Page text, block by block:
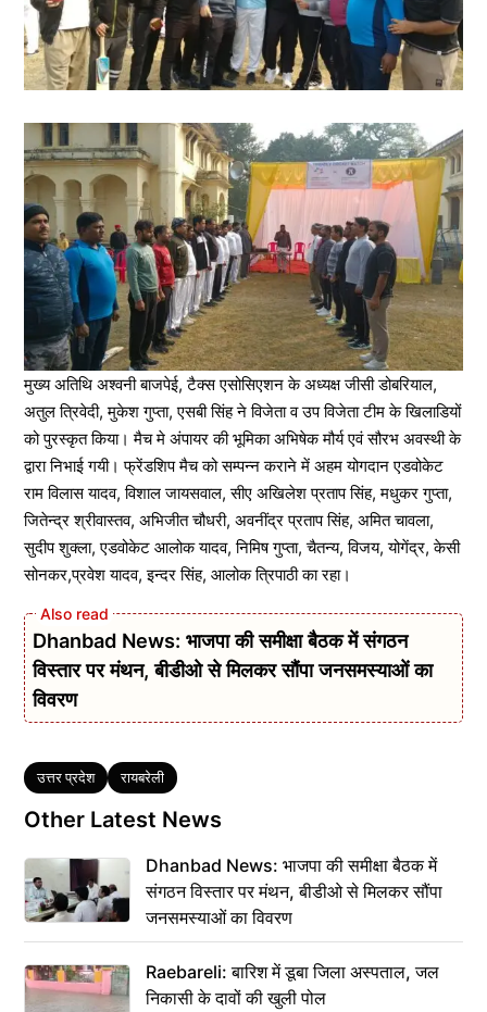
मुख्य अतिथि अश्वनी बाजपेई, टैक्स एसोसिएशन के अध्यक्ष जीसी डोबरियाल,
अतुल त्रिवेदी, मुकेश गुप्ता, एसबी सिंह ने विजेता व उप विजेता टीम के खिलाडियों
को पुरस्कृत किया। मैच मे अंपायर की भूमिका अभिषेक मौर्य एवं सौरभ अवस्थी के
द्वारा निभाई गयी। फ्रेंडशिप मैच को सम्पन्न कराने में अहम योगदान एडवोकेट
राम विलास यादव, विशाल जायसवाल, सीए अखिलेश प्रताप सिंह, मधुकर गुप्ता,
जितेन्द्र श्रीवास्तव, अभिजीत चौधरी, अवनींद्र प्रताप सिंह, अमित चावला,
सुदीप शुक्ला, एडवोकेट आलोक यादव, निमिष गुप्ता, चैतन्य, विजय, योगेंद्र, केसी
सोनकर,प्रवेश यादव, इन्दर सिंह, आलोक त्रिपाठी का रहा।
Dhanbad News: भाजपा की समीक्षा बैठक में संगठन
विस्तार पर मंथन, बीडीओ से मिलकर सौंपा जनसमस्याओं का
विवरण
Tags
उत्तर प्रदेश रायबरेली
Other Latest News
Dhanbad News: भाजपा की समीक्षा बैठक में
संगठन विस्तार पर मंथन, बीडीओ से मिलकर सौंपा
जनसमस्याओं का विवरण
Raebareli: बारिश में डूबा जिला अस्पताल, जल
निकासी के दावों की खुली पोल